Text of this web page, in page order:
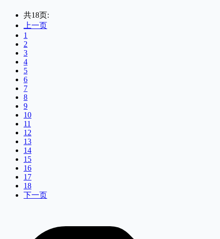
共18页:
上一页
1
2
3
4
5
6
7
8
9
10
11
12
13
14
15
16
17
18
下一页